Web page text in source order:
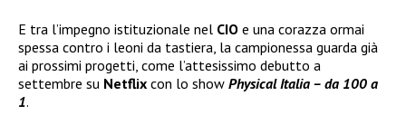
E tra l’impegno istituzionale nel CIO e una corazza ormai
spessa contro i leoni da tastiera, la campionessa guarda già
ai prossimi progetti, come l’attesissimo debutto a
settembre su Netflix con lo show Physical Italia – da 100 a
1.